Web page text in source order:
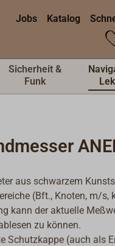
Jobs Katalog
Sicherheit &
Funk
aus schwarzem
(Bft., Knoten, m/s,
kann der aktuelle
zu können.
Schutzkappe (auch als